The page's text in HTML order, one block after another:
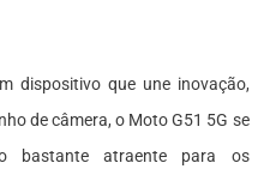
dispositivo que une inovação,
de câmera, o Moto G51 5G se
bastante atraente para os